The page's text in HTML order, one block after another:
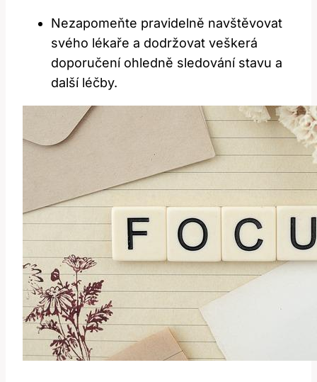
Nezapomeňte pravidelně navštěvovat
svého lékaře a dodržovat veškerá
doporučení ohledně sledování stavu a
další léčby.